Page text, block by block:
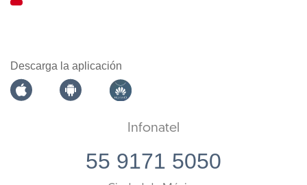
Descarga la aplicación
Infonatel
55 9171 5050